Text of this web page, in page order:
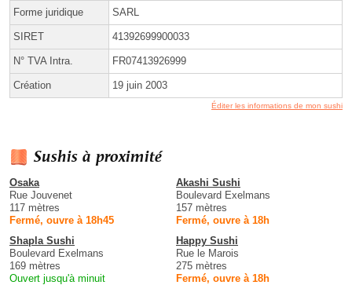
Forme juridique SARL
SIRET 41392699900033
N° TVA Intra. FR07413926999
Création 19 juin 2003
Éditer les informations de mon sushi
Sushis à proximité
Osaka
Rue Jouvenet
117 mètres
Fermé, ouvre à 18h45
Akashi Sushi
Boulevard Exelmans
157 mètres
Fermé, ouvre à 18h
Shapla Sushi
Boulevard Exelmans
169 mètres
Ouvert jusqu'à minuit
Happy Sushi
Rue le Marois
275 mètres
Fermé, ouvre à 18h